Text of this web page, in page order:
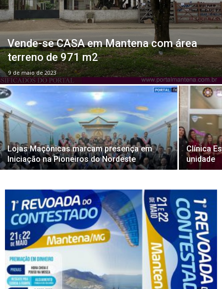
Vende-se CASA em Mantena com área
terreno de 971 m2
9 de maio de 2023
Lojas Maçônicas marcam presença em
Iniciação na Pioneiros do Nordeste
Clínica
unidade